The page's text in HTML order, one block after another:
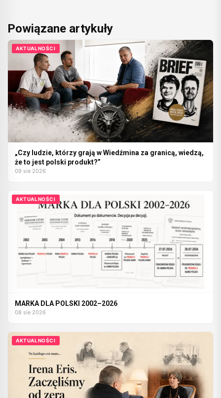
Powiązane artykuły
AKTUALNOŚCI
„Czy ludzie, którzy grają w Wiedźmina za granicą, wiedzą,
że to jest polski produkt?”
09 sie 2026
AKTUALNOŚCI
MARKA DLA POLSKI 2002–2026
08 sie 2026
AKTUALNOŚCI